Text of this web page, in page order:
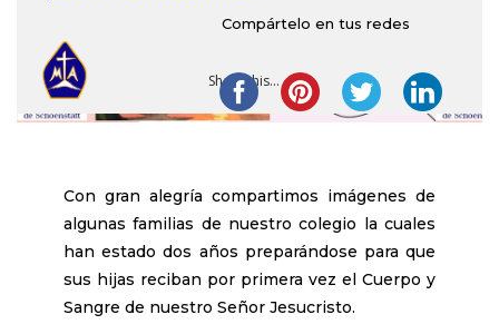
Compártelo en tus redes
Share this...
Con gran alegría compartimos imágenes de
algunas familias de nuestro colegio la cuales
han estado dos años preparándose para que
sus hijas reciban por primera vez el Cuerpo y
Sangre de nuestro Señor Jesucristo.